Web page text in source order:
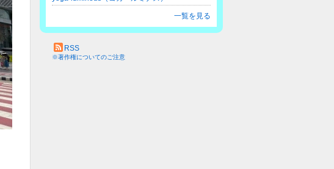
一覧を見る
RSS
※著作権についてのご注意